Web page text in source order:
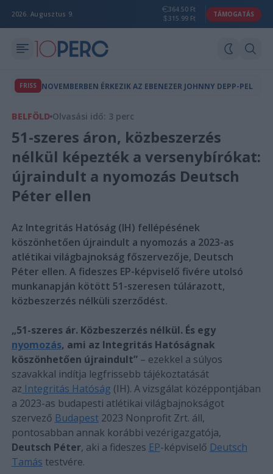
2026. Augusztus 9.
364.50 Ft
315.99 Ft
TÁMOGATÁS
FRISS NOVEMBERBEN ÉRKEZIK AZ EBENEZER JOHNNY DEPP-PEL
BELFÖLD Olvasási idő: 3 perc
51-szeres áron, közbeszerzés
nélkül képezték a versenybírókat:
újraindult a nyomozás Deutsch
Péter ellen
Az Integritás Hatóság (IH) fellépésének
köszönhetően újraindult a nyomozás a 2023-as
atlétikai világbajnokság főszervezője, Deutsch
Péter ellen. A fideszes EP-képviselő fivére utolsó
munkanapján kötött 51-szeresen túlárazott,
közbeszerzés nélküli szerződést.
„51-szeres ár. Közbeszerzés nélkül. És egy
nyomozás, ami az Integritás Hatóságnak
köszönhetően újraindult”– ezekkel a súlyos
szavakkal indítja legfrissebb tájékoztatását
az Integritás Hatóság (IH). A vizsgálat középpontjában
a 2023-as budapesti atlétikai világbajnokságot
szervező Budapest2023 Nonprofit Zrt. áll,
pontosabban annak korábbi vezérigazgatója,
Deutsch Péter, aki a fideszes EP-képviselő Deutsch
Tamás testvére.